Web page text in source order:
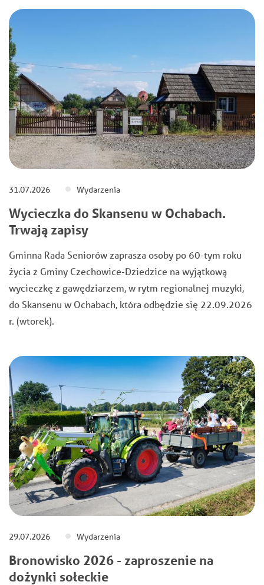
31.07.2026 Wydarzenia
Wycieczka do Skansenu w Ochabach.
Trwają zapisy
Gminna Rada Seniorów zaprasza osoby po 60-tym roku
życia z Gminy Czechowice-Dziedzice na wyjątkową
wycieczkę z gawędziarzem, w rytm regionalnej muzyki,
do Skansenu w Ochabach, która odbędzie się 22.09.2026
r. (wtorek).
29.07.2026 Wydarzenia
Bronowisko 2026 - zaproszenie na
dożynki sołeckie